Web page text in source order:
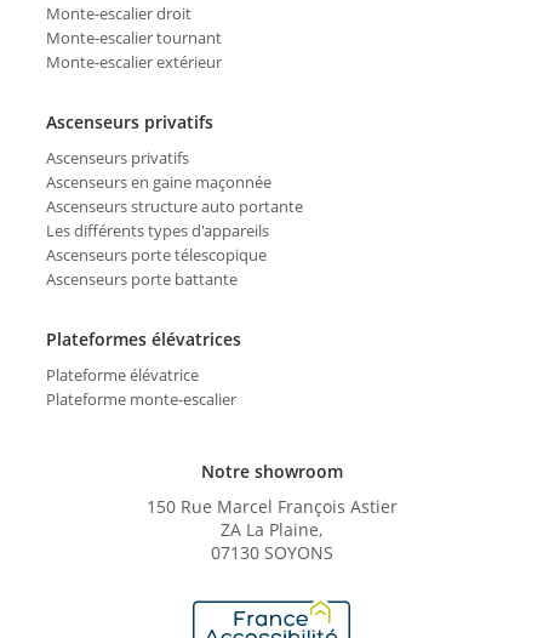
Notre showroom
150 Rue Marcel François Astier
ZA La Plaine,
07130 SOYONS
Monte-escalier droit
Monte-escalier tournant
Monte-escalier extérieur
Ascenseurs privatifs
Ascenseurs privatifs
Ascenseurs en gaine maçonnée
Ascenseurs structure auto portante
Les différents types d'appareils
Ascenseurs porte télescopique
Ascenseurs porte battante
Plateformes élévatrices
Plateforme élévatrice
Plateforme monte-escalier